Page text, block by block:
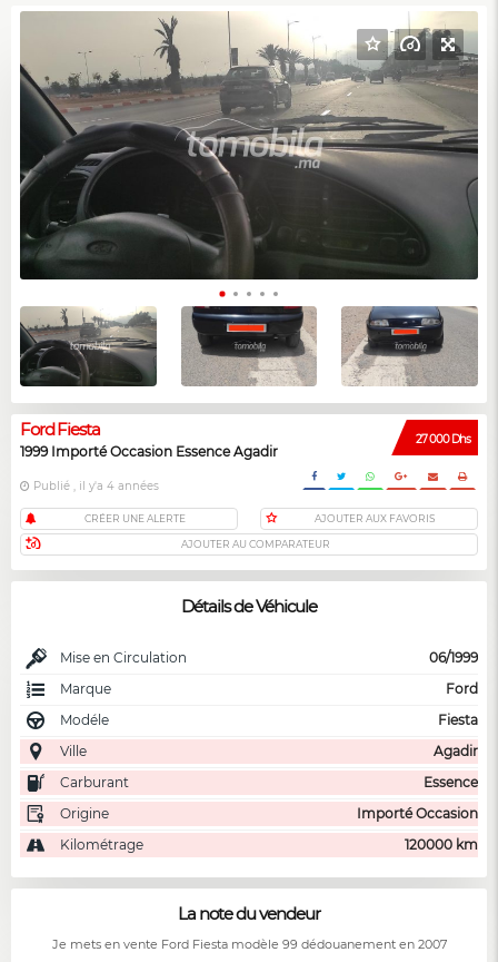
27 000 Dhs
Ford Fiesta
1999 Importé Occasion Essence Agadir
Publié , il y'a 4 années
CRÉER UNE ALERTE AJOUTER AUX FAVORIS
AJOUTER AU COMPARATEUR
Détails de Véhicule
Mise en Circulation
06/1999
Marque
Ford
Modéle
Fiesta
Ville
Agadir
Carburant
Essence
Origine
Importé Occasion
Kilométrage
120000 km
La note du vendeur
Je mets en vente Ford Fiesta modèle 99 dédouanement en 2007